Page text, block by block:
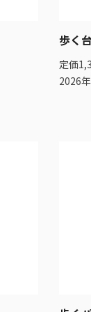
歩く
定価
2026